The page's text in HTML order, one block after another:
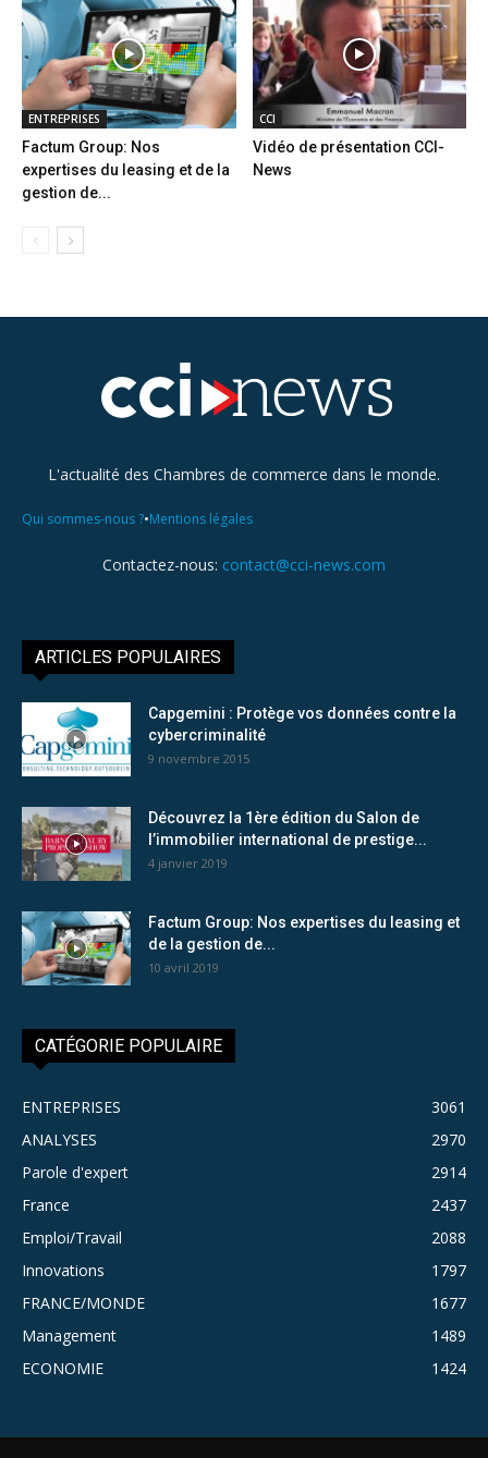
ENTREPRISES
Factum Group: Nos
expertises du leasing et de la
gestion de...
CCI
Vidéo de présentation CCI-
News
L'actualité des Chambres de commerce dans le monde.
Qui sommes-nous ?•Mentions légales
Contactez-nous: contact@cci-news.com
ARTICLES POPULAIRES
Capgemini : Protège vos données contre la
cybercriminalité
9 novembre 2015
Découvrez la 1ère édition du Salon de
l’immobilier international de prestige...
4 janvier 2019
Factum Group: Nos expertises du leasing et
de la gestion de...
10 avril 2019
CATÉGORIE POPULAIRE
ENTREPRISES
3061
ANALYSES
2970
Parole d'expert
2914
France
2437
Emploi/Travail
2088
Innovations
1797
FRANCE/MONDE
1677
Management
1489
ECONOMIE
1424